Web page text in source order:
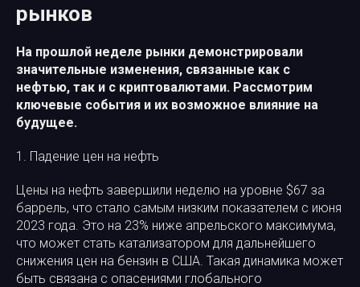
рынков
На прошлой неделе рынки демонстрировали
значительные изменения, связанные как с
нефтью, так и с криптовалютами. Рассмотрим
ключевые события и их возможное влияние на
будущее.
1. Падение цен на нефть
Цены на нефть завершили неделю на уровне $67 за
баррель, что стало самым низким показателем с июня
2023 года. Это на 23% ниже апрельского максимума,
что может стать катализатором для дальнейшего
снижения цен на бензин в США. Такая динамика может
быть связана с опасениями глобального